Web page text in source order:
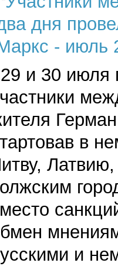
29 и 30 июля
в
и